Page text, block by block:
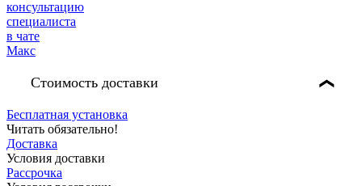
Стоимость доставки ❯
Бесплатная установка
Читать обязательно!
Доставка
Условия доставки
Рассрочка